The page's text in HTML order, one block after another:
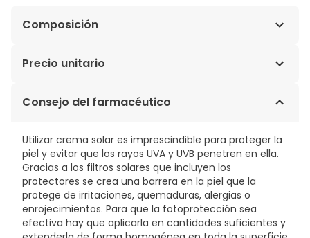
Composición
Polypodium leucotomos; Agente de Recubrimiento
Tocoferilo); Niacina (Nicotinamida); Colorante (Óxido
(E 470b)); Colorantes (Óxido de Hierro Amarillo (E 172),
Dióxido de Titanio (E 171)).
Precio unitario
0,85€ / Cápsulas
Consejo del farmacéutico
Utilizar crema solar es imprescindible para proteger la
piel y evitar que los rayos UVA y UVB penetren en ella.
Gracias a los filtros solares que incluyen los
protectores se crea una barrera en la piel que la
protege de irritaciones, quemaduras, alergias o
enrojecimientos. Para que la fotoprotección sea
efectiva hay que aplicarla en cantidades suficientes y